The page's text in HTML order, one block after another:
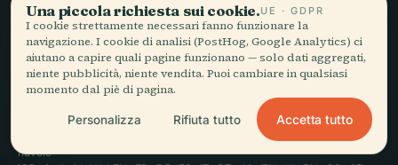
Privacy
Termini
Impostazioni cookie
Elimina account
© 2026 Audiala · Realizzata a Morges, Svizzera, in viaggio e tra le
nuvole
Una piccola richiesta sui cookie.UE · GDPR
I cookie strettamente necessari fanno funzionare la
navigazione. I cookie di analisi (PostHog, Google Analytics) ci
aiutano a capire quali pagine funzionano — solo dati aggregati,
niente pubblicità, niente vendita. Puoi cambiare in qualsiasi
momento dal piè di pagina.
Personalizza Rifiuta tutto Accetta tutto